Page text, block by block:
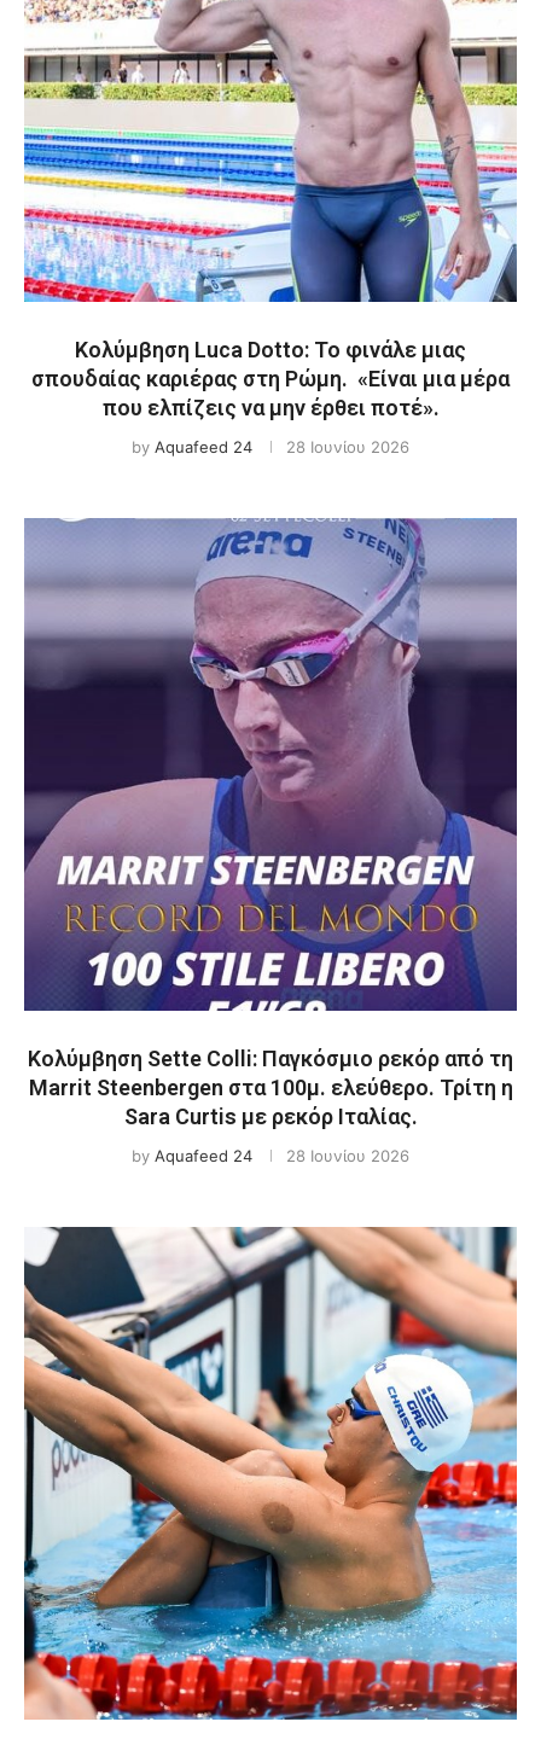
Κολύμβηση Luca Dotto: Το φινάλε μιας
σπουδαίας καριέρας στη Ρώμη. «Είναι μια μέρα
που ελπίζεις να μην έρθει ποτέ».
by Aquafeed 24 28 Ιουνίου 2026
Κολύμβηση Sette Colli: Παγκόσμιο ρεκόρ από τη
Marrit Steenbergen στα 100μ. ελεύθερο. Τρίτη η
Sara Curtis με ρεκόρ Ιταλίας.
by Aquafeed 24 28 Ιουνίου 2026